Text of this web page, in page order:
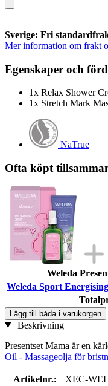
Sverige: Fri
Mer information om frakt
Egenskaper och
1x Relax Shower
1x Stretch Mark
NaTrue
Ofta köpt
Weleda
Weleda Sport
Lägg till båda i varukorgen
Beskrivning
Presentset Mama är en
Oil - Massageolja för
Artikelnr.:
XEC-